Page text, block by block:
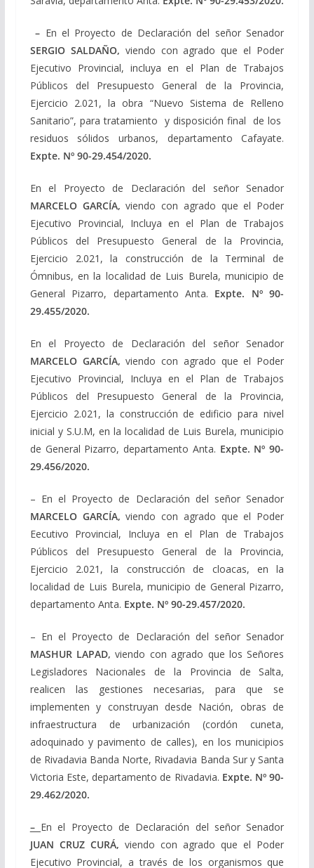
– En el Proyecto de Declaración del señor Senador
SERGIO SALDAÑO, viendo con agrado que el Poder
Ejecutivo Provincial, incluya en el Plan de Trabajos
Públicos del Presupuesto General de la Provincia,
Ejercicio 2.021, la obra “Nuevo Sistema de Relleno
Sanitario”, para tratamiento y disposición final de los
residuos sólidos urbanos, departamento Cafayate.
Expte. Nº 90-29.454/2020.
En el Proyecto de Declaración del señor Senador
MARCELO GARCÍA,viendo con agrado que el Poder
Ejecutivo Provincial, Incluya en el Plan de Trabajos
Públicos del Presupuesto General de la Provincia,
Ejercicio 2.021, la construcción de la Terminal de
Ómnibus, en la localidad de Luis Burela, municipio de
General Pizarro, departamento Anta. Expte. Nº90-
29.455/2020.
En el Proyecto de Declaración del señor Senador
MARCELO GARCÍA,viendo con agrado que el Poder
Ejecutivo Provincial, Incluya en el Plan de Trabajos
Públicos del Presupuesto General de la Provincia,
Ejercicio 2.021, la construcción de edificio para nivel
inicial y S.U.M, en la localidad de Luis Burela, municipio
de General Pizarro, departamento Anta. Expte. Nº90-
29.456/2020.
– En el Proyecto de Declaración del señor Senador
MARCELO GARCÍA,viendo con agrado que el Poder
Eecutivo Provincial, Incluya en el Plan de Trabajos
Públicos del Presupuesto General de la Provincia,
Ejercicio 2.021, la construcción de cloacas, en la
localidad de Luis Burela, municipio de General Pizarro,
departamento Anta. Expte. Nº 90-29.457/2020.
– En el Proyecto de Declaración del señor Senador
MASHUR LAPAD,viendo con agrado que los Señores
Legisladores Nacionales de la Provincia de Salta,
realicen las gestiones necesarias, para que se
implementen y construyan desde Nación, obras de
infraestructura de urbanización (cordón cuneta,
adoquinado y pavimento de calles), en los municipios
de Rivadavia Banda Norte, Rivadavia Banda Sur y Santa
Victoria Este, departamento de Rivadavia. Expte. Nº90-
29.462/2020.
– En el Proyecto de Declaración del señor Senador
JUAN CRUZ CURÁ, viendo con agrado que el Poder
Ejecutivo Provincial, a través de los organismos que